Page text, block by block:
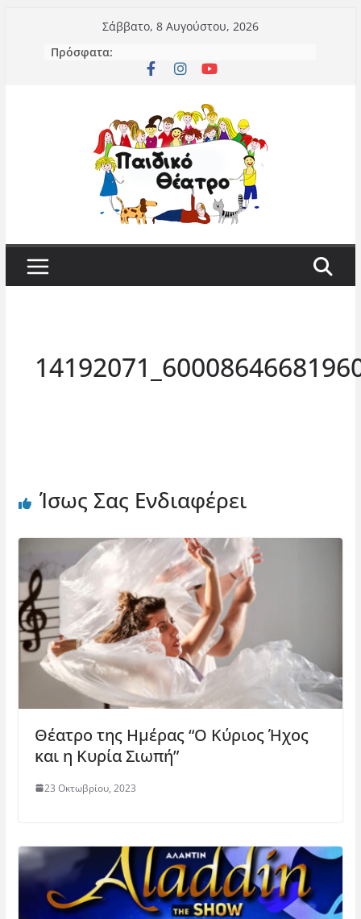
περιεχόμενο
Σάββατο, 8 Αυγούστου, 2026
Πρόσφατα:
Ίσως Σας Ενδιαφέρει
Θέατρο της Ημέρας “Ο Κύριος Ήχος
και η Κυρία Σιωπή”
23 Οκτωβρίου, 2023